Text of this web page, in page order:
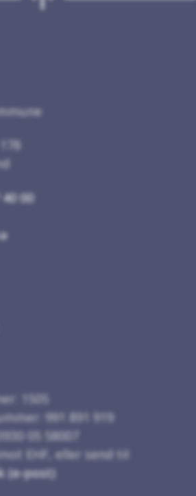
00
1505
991 891 919
05 58007
EHF, eller send til
(e-post)